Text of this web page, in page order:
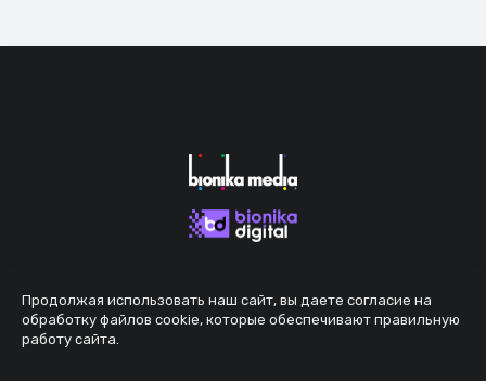
Продолжая использовать наш сайт, вы даете согласие на
обработку файлов cookie, которые обеспечивают правильную
работу сайта.